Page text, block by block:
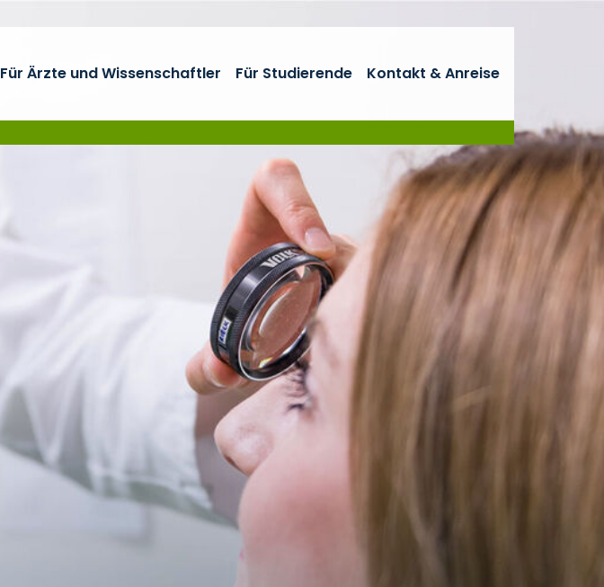
Für Ärzte und Wissenschaftler Für Studierende Kontakt & Anreise